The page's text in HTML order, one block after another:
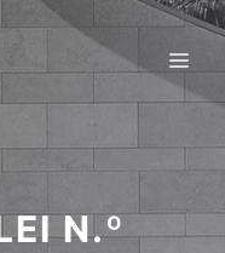
N.º